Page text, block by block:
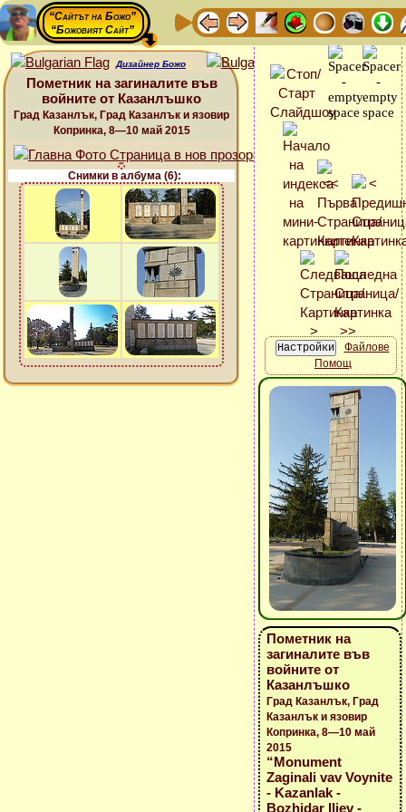
“Сайтът на Божо”
“Божовият Сайт”
Дизайнер Божо
Пометник на загиналите във
войните от Казанлъшко
Град Казанлък, Град Казанлък и язовир
Копринка, 8—10 май 2015
Снимки в албума (6):
Файлове
Помощ
Пометник на
загиналите във
войните от
Казанлъшко
Град Казанлък, Град
Казанлък и язовир
Копринка, 8—10 май
2015
“Monument
Zaginali vav Voynite
- Kazanlak -
Bozhidar Iliev -